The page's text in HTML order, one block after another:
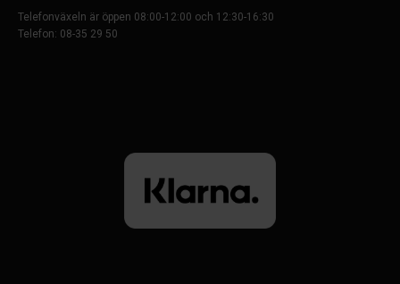
Telefonväxeln är öppen 08:00-12:00 och 12:30-16:30
Telefon: 08-35 29 50